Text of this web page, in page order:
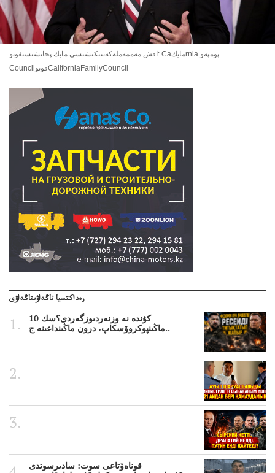
اقش مەممەملەكەتتىكتشىسى مايك پحاتشىسىفوتو: Caمايكrnia پومپەو
CouncilفوتوCaliforniaFamilyCouncil
رەداكتسيا تاڭداۋىتاڭداۋى
10 كۇندە نە وزنەردىوزگەردى؟سك
ماڭىنپوكروۆسكاپ، درون ماڭىنداعىنە ج..
قوناەۆتاعى سوت: سادىرسوتدى